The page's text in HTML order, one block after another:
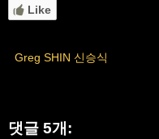
Like
Greg SHIN 신승식
댓글 5개: